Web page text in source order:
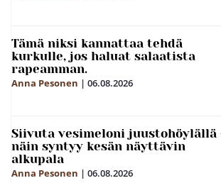
Tämä niksi kannattaa tehdä
kurkulle, jos haluat salaatista
rapeamman.
Anna Pesonen | 06.08.2026
Siivuta vesimeloni juustohöylällä
näin syntyy kesän näyttävin
alkupala
Anna Pesonen | 06.08.2026